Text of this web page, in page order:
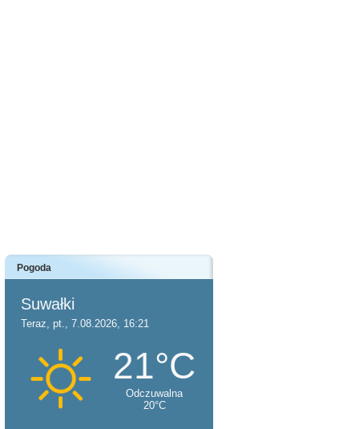
Pogoda